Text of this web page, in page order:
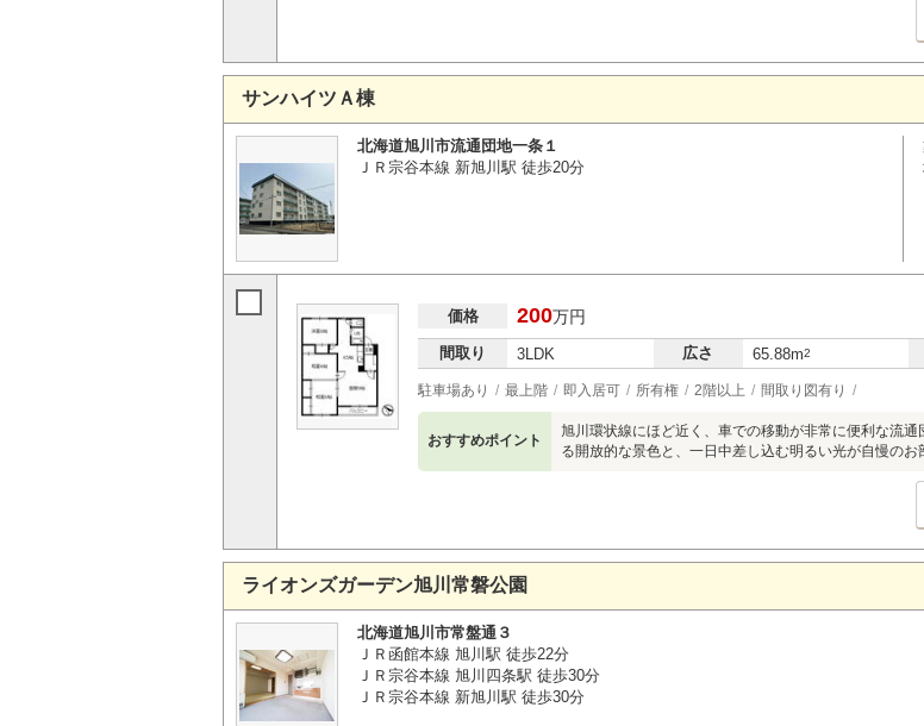
サンハイツＡ棟
北海道旭川市流通団地一条１
ＪＲ宗谷本線 新旭川駅 徒歩20分
価格 200万円
間取り 3LDK 広さ 65.88m2
駐車場あり 最上階 即入居可 所有権 2階以上 間取り図有り
おすすめポイント
旭川環状線にほど近く、車での移動が非常に便利な流
る開放的な景色と、一日中差し込む明るい光が自慢のお
ライオンズガーデン旭川常磐公園
北海道旭川市常盤通３
ＪＲ函館本線 旭川駅 徒歩22分
ＪＲ宗谷本線 旭川四条駅 徒歩30分
ＪＲ宗谷本線 新旭川駅 徒歩30分